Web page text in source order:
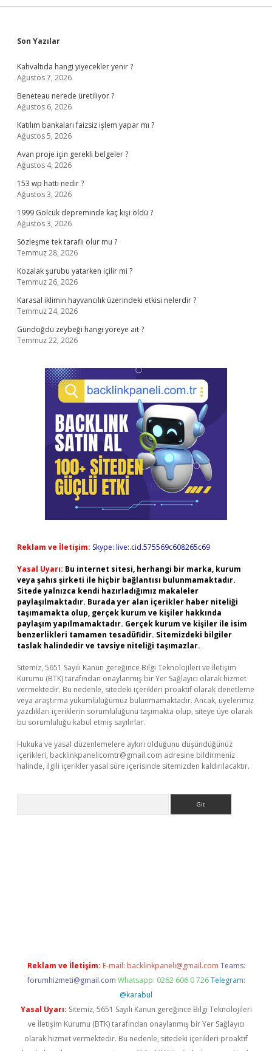
Sidebar
Son Yazılar
Kahvaltıda hangi yiyecekler yenir ?
Ağustos 7, 2026
Beneteau nerede üretiliyor ?
Ağustos 6, 2026
Katılım bankaları faizsiz işlem yapar mı ?
Ağustos 5, 2026
Avan proje için gerekli belgeler ?
Ağustos 4, 2026
153 wp hattı nedir ?
Ağustos 3, 2026
1999 Gölcük depreminde kaç kişi öldü ?
Ağustos 3, 2026
Sözleşme tek taraflı olur mu ?
Temmuz 28, 2026
Kozalak şurubu yatarken içilir mi ?
Temmuz 26, 2026
Karasal iklimin hayvancılık üzerindeki etkisi nelerdir ?
Temmuz 24, 2026
Gündoğdu zeybeği hangi yöreye ait ?
Temmuz 22, 2026
Reklam ve İletişim: Skype: live:.cid.575569c608265c69
Yasal Uyarı: Bu internet sitesi, herhangi bir marka, kurum
veya şahıs şirketi ile hiçbir bağlantısı bulunmamaktadır.
Sitede yalnızca kendi hazırladığımız makaleler
paylaşılmaktadır. Burada yer alan içerikler haber niteliği
taşımamakta olup, gerçek kurum ve kişiler hakkında
paylaşım yapılmamaktadır. Gerçek kurum ve kişiler ile isim
benzerlikleri tamamen tesadüfidir. Sitemizdeki bilgiler
taslak halindedir ve tavsiye niteliği taşımazlar.
Sitemiz, 5651 Sayılı Kanun gereğince Bilgi Teknolojileri ve İletişim
Kurumu (BTK) tarafından onaylanmış bir Yer Sağlayıcı olarak hizmet
vermektedir. Bu nedenle, sitedeki içerikleri proaktif olarak denetleme
veya araştırma yükümlülüğümüz bulunmamaktadır. Ancak, üyelerimiz
yazdıkları içeriklerin sorumluluğunu taşımakta olup, siteye üye olarak
bu sorumluluğu kabul etmiş sayılırlar.
Hukuka ve yasal düzenlemelere aykırı olduğunu düşündüğünüz
içerikleri, backlinkpanelicomtr@gmail.com adresine bildirmeniz
halinde, ilgili içerikler yasal süre içerisinde sitemizden kaldırılacaktır.
Reklam ve İletişim: E-mail: backlinkpaneli@gmail.com Teams:
forumhizmeti@gmail.com Whatsapp: 0262 606 0 726 Telegram:
@karabul
Yasal Uyarı: Sitemiz, 5651 Sayılı Kanun gereğince Bilgi Teknolojileri
ve İletişim Kurumu (BTK) tarafından onaylanmış bir Yer Sağlayıcı
olarak hizmet vermektedir. Bu nedenle, sitedeki içerikleri proaktif